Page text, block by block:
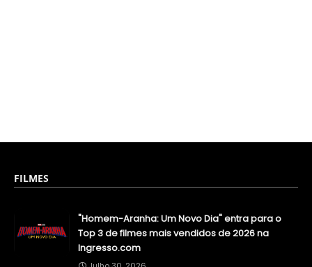
FILMES
"Homem-Aranha: Um Novo Dia" entra para o
Top 3 de filmes mais vendidos de 2026 na
Ingresso.com